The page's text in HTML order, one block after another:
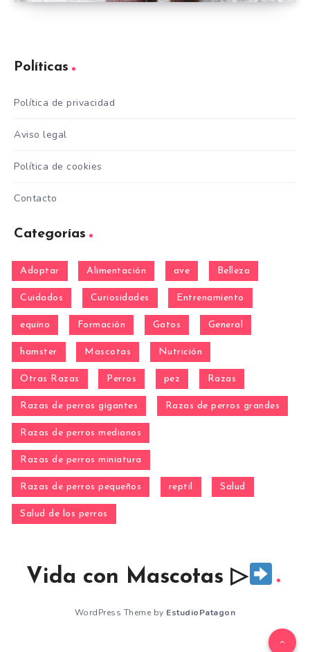
Políticas
Política de privacidad
Aviso legal
Política de cookies
Contacto
Categorías
Adoptar Alimentación ave Belleza
Cuidados Curiosidades Entrenamiento
equino Formación Gatos General
hamster Mascotas Nutrición
Otras Razas Perros pez Razas
Razas de perros gigantes Razas de perros grandes
Razas de perros medianos
Razas de perros miniatura
Razas de perros pequeños reptil Salud
Salud de los perros
Vida con Mascotas ▷
WordPress Theme by EstudioPatagon